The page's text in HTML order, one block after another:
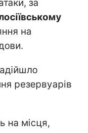
за
на
резервуарів
на місця,